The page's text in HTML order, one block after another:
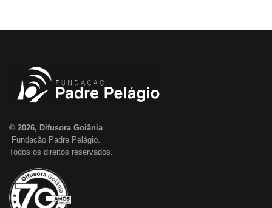
© 2026, Difusora Goiânia
Fundação Padre Pelágio.
Todos os direitos reservados.